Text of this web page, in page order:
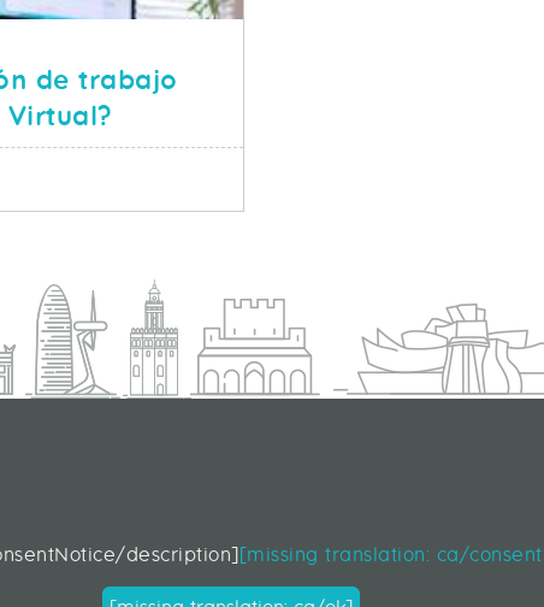
de trabajo
TELETRABAJO SEGURO: ¿ESTACIÓN DE TRABAJO
description][missing translation: ca/